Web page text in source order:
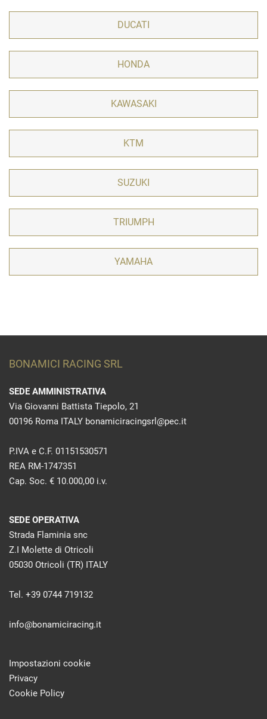
DUCATI
HONDA
KAWASAKI
KTM
SUZUKI
TRIUMPH
YAMAHA
BONAMICI RACING SRL
SEDE AMMINISTRATIVA
Via Giovanni Battista Tiepolo, 21
00196 Roma ITALY bonamiciracingsrl@pec.it
P.IVA e C.F. 01151530571
REA RM-1747351
Cap. Soc. € 10.000,00 i.v.
SEDE OPERATIVA
Strada Flaminia snc
Z.I Molette di Otricoli
05030 Otricoli (TR) ITALY
Tel. +39 0744 719132
info@bonamiciracing.it
Impostazioni cookie
Privacy
Cookie Policy